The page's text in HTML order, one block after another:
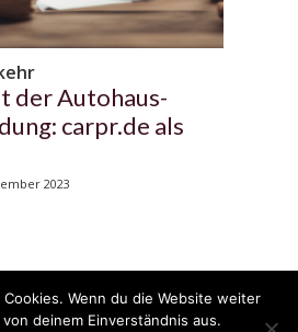
der Autohaus-
carpr.de als
2023
Copyright - KFZzeitung.com
Wenn du die Website weiter
deinem Einverständnis aus.